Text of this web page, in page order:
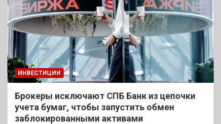
ИНВЕСТИЦИИ
Брокеры исключают СПБ Банк из цепочки
учета бумаг, чтобы запустить обмен
заблокированными активами